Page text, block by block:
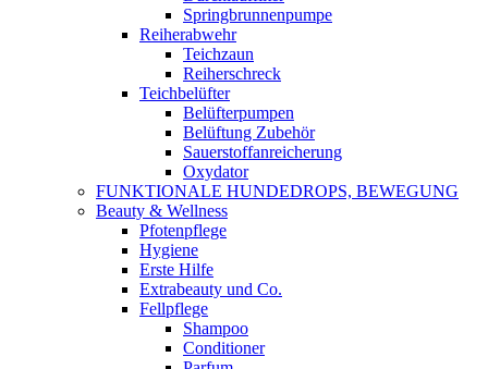
Springbrunnenpumpe
Reiherabwehr
Teichzaun
Reiherschreck
Teichbelüfter
Belüfterpumpen
Belüftung Zubehör
Sauerstoffanreicherung
Oxydator
FUNKTIONALE HUNDEDROPS, BEWEGUNG
Beauty & Wellness
Pfotenpflege
Hygiene
Erste Hilfe
Extrabeauty und Co.
Fellpflege
Shampoo
Conditioner